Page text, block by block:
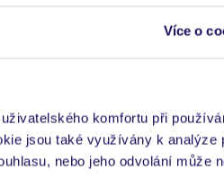
Více o
komfortu při
jsou také využívány k analýze
nebo jeho odvolání může
parkoviště: dle dostupnosti,